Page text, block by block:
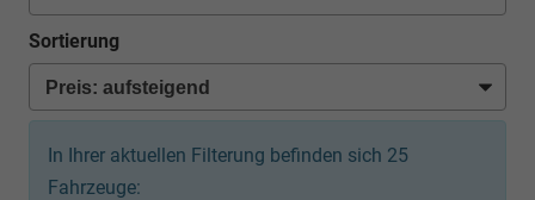
Sortierung
In Ihrer aktuellen Filterung befinden sich 25
Fahrzeuge: